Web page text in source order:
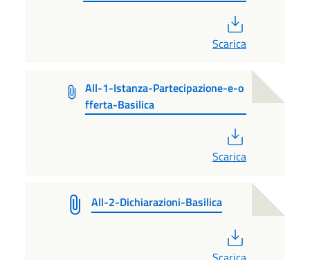
Scarica
All-1-Istanza-Partecipazione-e-o
fferta-Basilica
Scarica
All-2-Dichiarazioni-Basilica